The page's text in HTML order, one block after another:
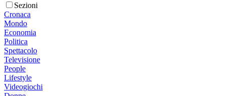
Sezioni
Cronaca
Mondo
Economia
Politica
Spettacolo
Televisione
People
Lifestyle
Videogiochi